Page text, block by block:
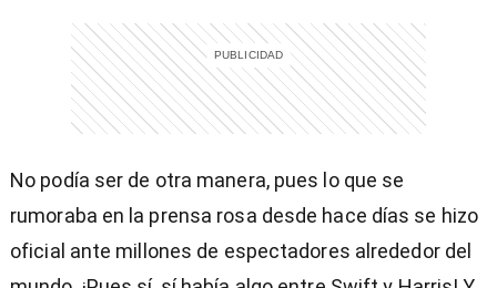
No podía ser de otra manera, pues lo que se
rumoraba en la prensa rosa desde hace días se hizo
oficial ante millones de espectadores alrededor del